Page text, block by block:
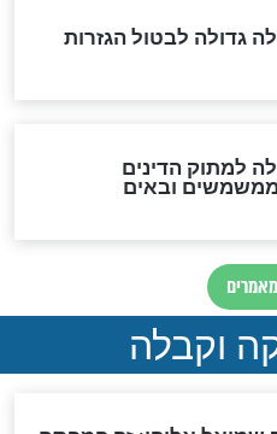
לחשב את הקץ?